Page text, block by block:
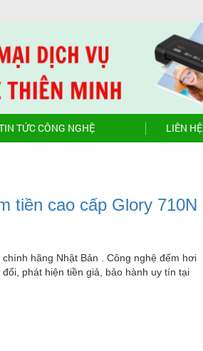
TỨC CÔNG NGHỆ LIÊN HỆ
tiền cao cấp Glory 710N
hãng Nhật Bản . Công nghệ đếm hơi
phát hiện tiền giả, bảo hành uy tín tại